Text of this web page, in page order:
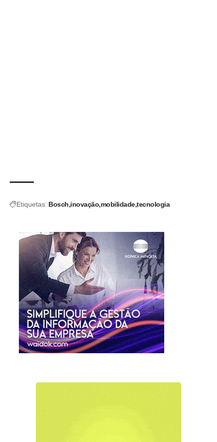
Etiquetas: Bosch inovação mobilidade tecnologia